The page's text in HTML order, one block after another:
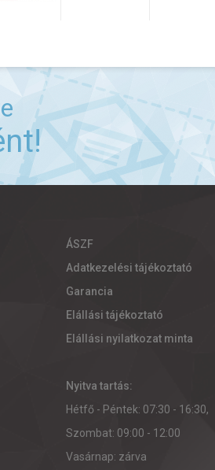
ÁSZF
Adatkezelési tájékoztató
Garancia
Elállási tájékoztató
Elállási nyilatkozat minta
Nyitva tartás:
Hétfő - Péntek: 07:30 - 16:30,
Szombat: 09:00 - 12:00
Vasárnap: zárva